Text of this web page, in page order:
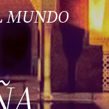
MUNDO